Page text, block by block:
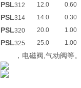
PSL312 12.0 0.60
PSL314 14.0 0.30
PSL320 20.0 1.00
PSL325 25.0 1.00
，电磁阀,气动阀等。